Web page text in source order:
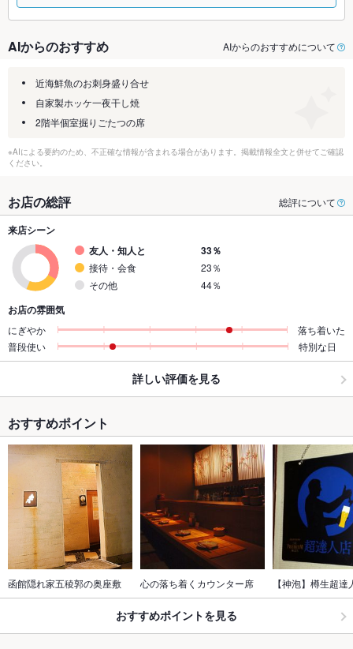
AIからのおすすめ AIからのおすすめについて
近海鮮魚のお刺身盛り合せ
自家製ホッケ一夜干し焼
2階半個室掘りごたつの席
※AIによる要約のため、不正確な情報が含まれる場合があります。掲載情報全文と併せてご確認
ください。
お店の総評 総評について
来店シーン
友人・知人と
33％
接待・会食
23％
その他
44％
お店の雰囲気
にぎやか
落ち着いた
普段使い
特別な日
詳しい評価を見る
おすすめポイント
函館隠れ家五稜郭の奥座敷 心の落ち着くカウンター席 【神泡】樽生超達
おすすめポイントを見る